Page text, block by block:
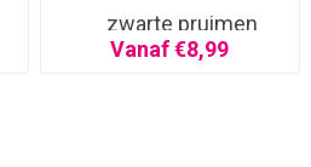
zwarte pruimen
Vanaf €8,99